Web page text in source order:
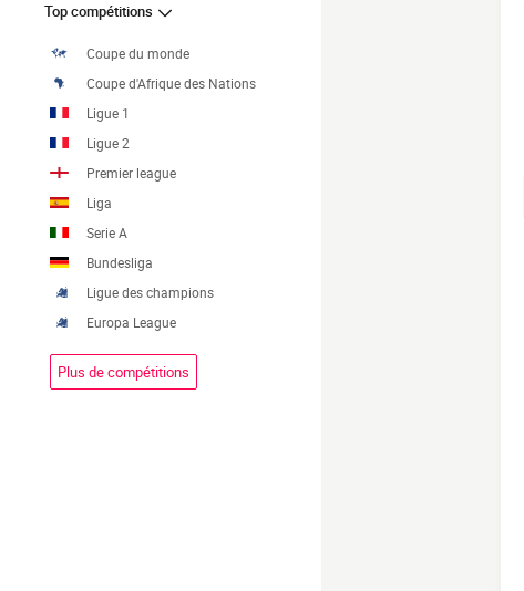
Top compétitions
Coupe du monde
Coupe d'Afrique des Nations
Ligue 1
Ligue 2
Premier league
Liga
Serie A
Bundesliga
Ligue des champions
Europa League
Plus de compétitions